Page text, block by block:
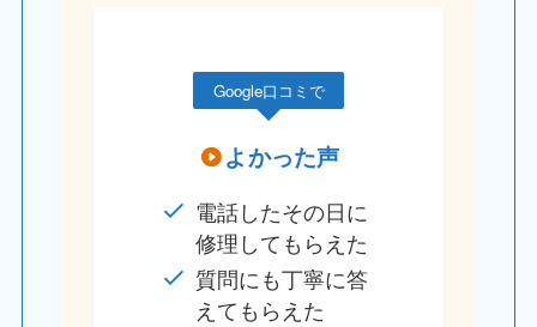
Google口コミで
よかった声
電話したその日に
修理してもらえた
質問にも丁寧に答
えてもらえた